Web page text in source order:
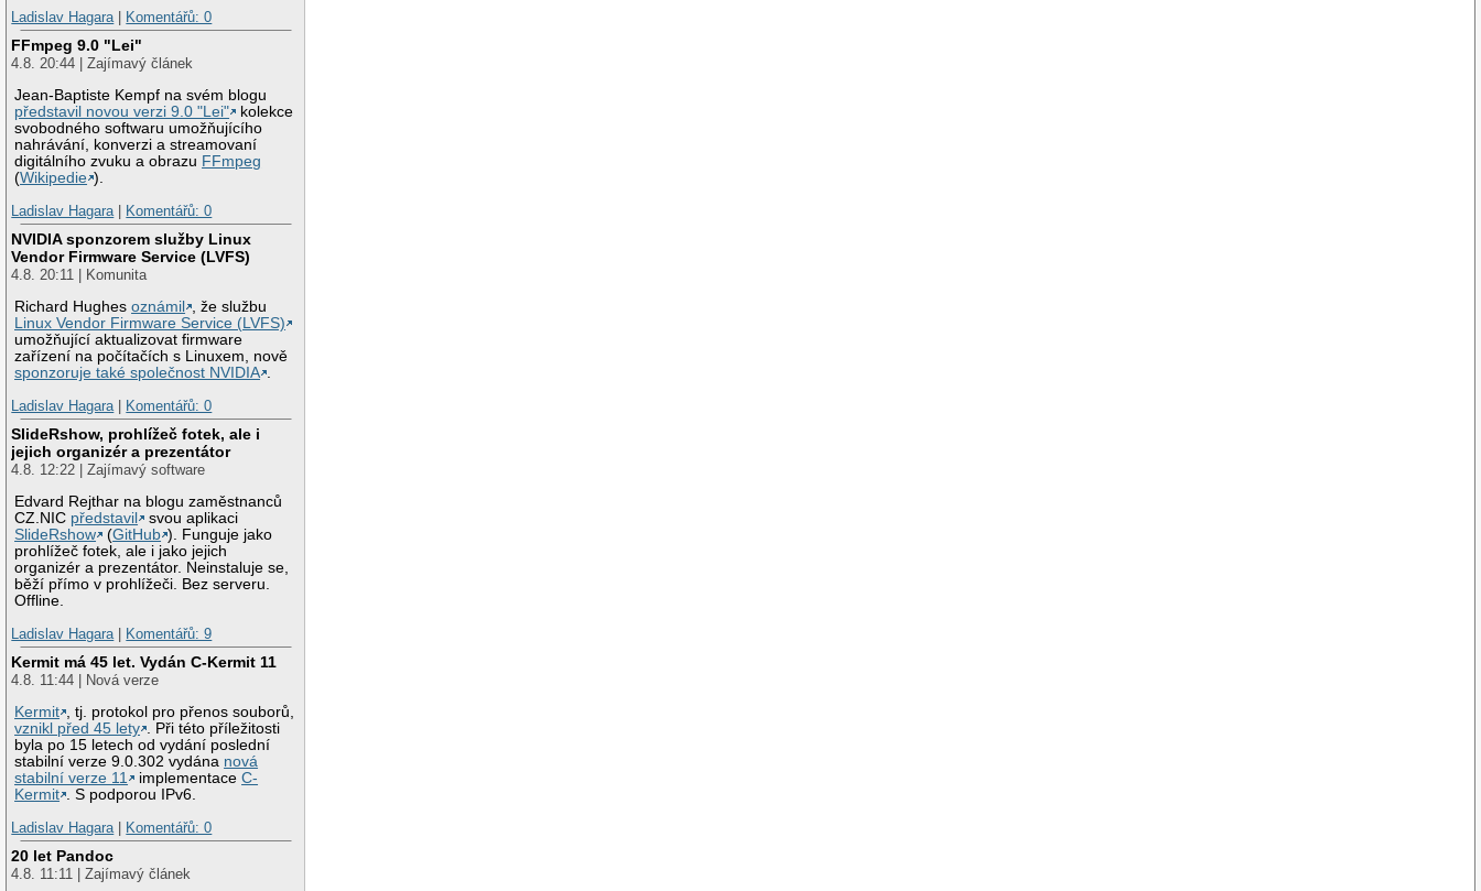
Ladislav Hagara
Komentářů: 0
FFmpeg 9.0 "Lei"
4.8. 20:44 | Zajímavý článek
Jean-Baptiste Kempf na svém blogu
představil novou verzi 9.0 "Lei"
kolekce
svobodného softwaru umožňujícího
nahrávání, konverzi a streamovaní
digitálního zvuku a obrazu FFmpeg
(Wikipedie ).
Ladislav Hagara
Komentářů: 0
NVIDIA sponzorem služby Linux
Vendor Firmware Service (LVFS)
4.8. 20:11 | Komunita
Richard Hughesoznámil
, že službu
Linux Vendor Firmware Service (LVFS)
umožňující aktualizovat firmware
zařízení na počítačích s Linuxem, nově
sponzoruje také společnost NVIDIA .
Ladislav Hagara | Komentářů: 0
SlideRshow, prohlížeč fotek, ale i
jejich organizér a prezentátor
4.8. 12:22 | Zajímavý software
Edvard Rejthar na blogu zaměstnanců
CZ.NIC představil
svou aplikaci
SlideRshow
(GitHub ). Funguje jako
prohlížeč fotek, ale i jako jejich
organizér a prezentátor. Neinstaluje se,
běží přímo v prohlížeči. Bez serveru.
Offline.
Ladislav Hagara | Komentářů: 9
Kermit má 45 let. Vydán C-Kermit 11
4.8. 11:44 | Nová verze
Kermit , tj. protokol pro přenos souborů,
vznikl před 45 lety . Při této příležitosti
byla po 15 letech od vydání poslední
stabilní verze 9.0.302 vydána nová
stabilní verze 11
implementaceC-
Kermit . S podporou IPv6.
Ladislav Hagara | Komentářů: 0
20 let Pandoc
4.8. 11:11 | Zajímavý článek